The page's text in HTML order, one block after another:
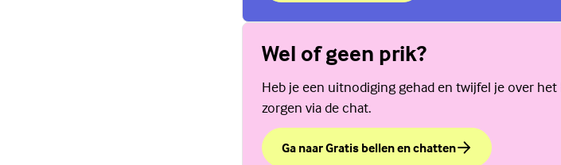
Wel of geen prik?
Heb je een uitnodiging gehad en twijfel je over
zorgen via de chat.
Ga naar Gratis bellen en chatten
over Wel of geen prik?
(Externe link)